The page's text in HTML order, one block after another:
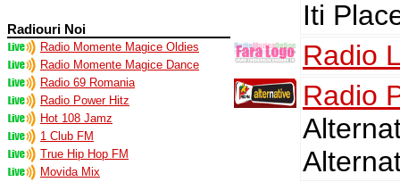
Radiouri Noi
Radio Momente Magice Oldies
Radio Momente Magice Dance
Radio 69 Romania
Radio Power Hitz
Hot 108 Jamz
1 Club FM
True Hip Hop FM
Movida Mix
Iti
Radio
Radio